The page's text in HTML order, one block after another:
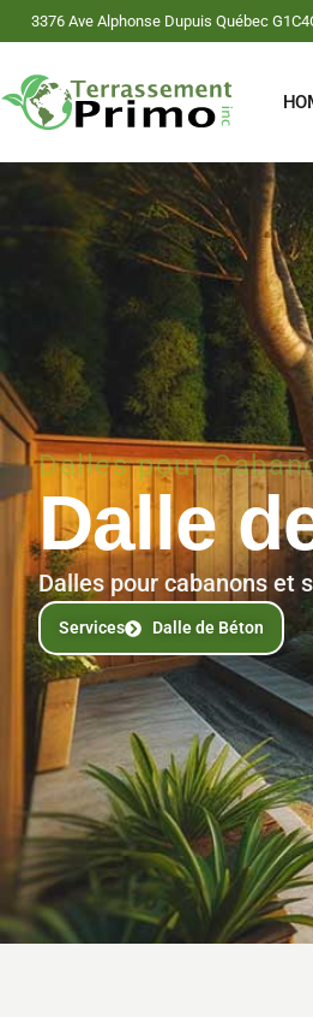
3376 Ave Alphonse Dupuis Québec
Dalles pour
Dalle
Dalles pour cabanons et
Services Dalle de Béton